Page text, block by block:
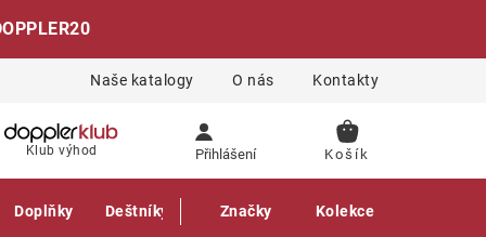
Naše katalogy O nás Kontakty
Klub výhod Přihlášení
NÁKUPNÍ
Doplňky Deštníky Gastro produkty
Značky Kolekce